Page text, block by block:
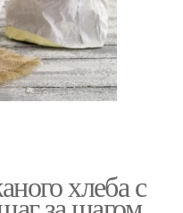
хлеба с